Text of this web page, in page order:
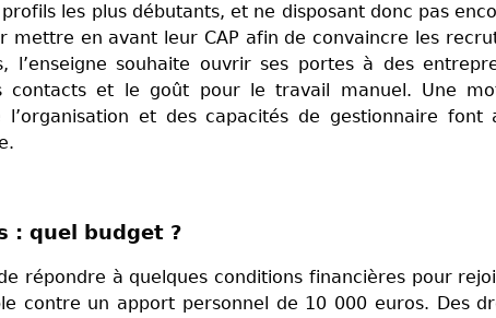
les plus débutants, et ne disposant donc pas
mettre en avant leur CAP afin de convaincre les
l’enseigne souhaite ouvrir ses portes à des
contacts et le goût pour le travail manuel. Une
et des capacités de gestionnaire font
: quel budget ?
répondre à quelques conditions financières pour
contre un apport personnel de 10 000 euros. Des